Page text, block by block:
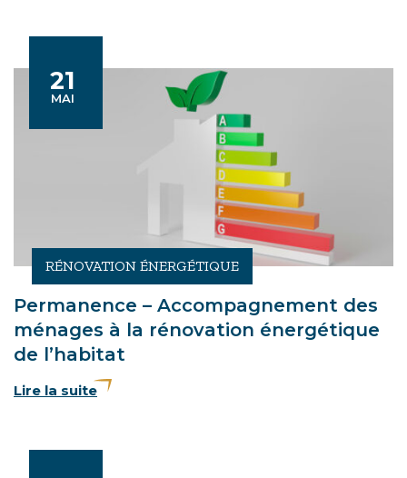
21
MAI
RÉNOVATION ÉNERGÉTIQUE
Permanence – Accompagnement des
ménages à la rénovation énergétique
de l’habitat
Lire la suite